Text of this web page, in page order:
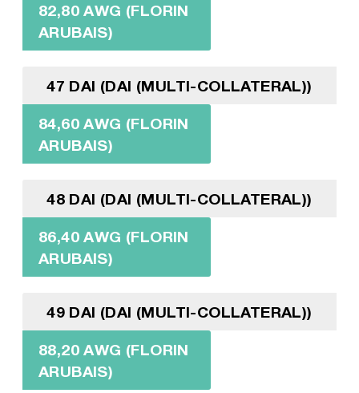
82,80 AWG (FLORIN
ARUBAIS)
47 DAI (DAI (MULTI-COLLATERAL))
84,60 AWG (FLORIN
ARUBAIS)
48 DAI (DAI (MULTI-COLLATERAL))
86,40 AWG (FLORIN
ARUBAIS)
49 DAI (DAI (MULTI-COLLATERAL))
88,20 AWG (FLORIN
ARUBAIS)